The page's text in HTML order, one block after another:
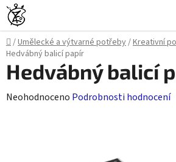
Přejít
na
obsah
Domů
/Umělecké a výtvarné potřeby/Kreativní
Hedvábný balicí papír
Hedvábný balicí
Průměrné
Neohodnoceno Podrobnosti hodnocení